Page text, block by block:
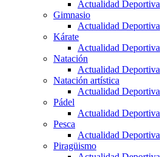
Actualidad Deportiva
Gimnasio
Actualidad Deportiva
Kárate
Actualidad Deportiva
Natación
Actualidad Deportiva
Natación artística
Actualidad Deportiva
Pádel
Actualidad Deportiva
Pesca
Actualidad Deportiva
Piragüismo